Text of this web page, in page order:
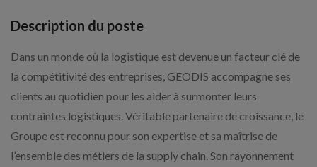
Description du poste
Dans un monde où la logistique est devenue un facteur clé de
la compétitivité des entreprises, GEODIS accompagne ses
clients au quotidien pour les aider à surmonter leurs
contraintes logistiques. Véritable partenaire de croissance, le
Groupe est reconnu pour son expertise et sa maîtrise de
l’ensemble des métiers de la supply chain. Son rayonnement